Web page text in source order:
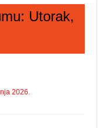
Utorak,
2026.